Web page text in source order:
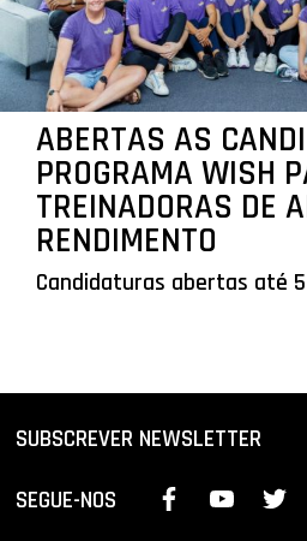
ABERTAS AS
PROGRAMA WISH
TREINADORAS DE
RENDIMENTO
Candidaturas abertas até
SUBSCREVER NEWSLETTER
SEGUE-NOS